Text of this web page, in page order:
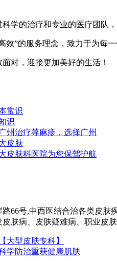
学的治疗和专业的医疗团队
效”的服务理念，致力于为每
对，迎接更加美好的生活！
常识
识
州治疗荨麻疹，选择广州
皮肤
皮肤科医院为您保驾护航
66号,中西医结合治各类皮
肤病、皮肤疑难病、职业皮肤
大型皮肤专科】
学防治重获健康肌肤